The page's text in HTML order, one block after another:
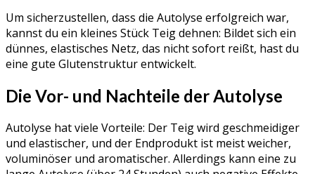
Um sicherzustellen, dass die Autolyse erfolgreich war,
kannst du ein kleines Stück Teig dehnen: Bildet sich ein
dünnes, elastisches Netz, das nicht sofort reißt, hast du
eine gute Glutenstruktur entwickelt.
Die Vor- und Nachteile der Autolyse
Autolyse hat viele Vorteile: Der Teig wird geschmeidiger
und elastischer, und der Endprodukt ist meist weicher,
voluminöser und aromatischer. Allerdings kann eine zu